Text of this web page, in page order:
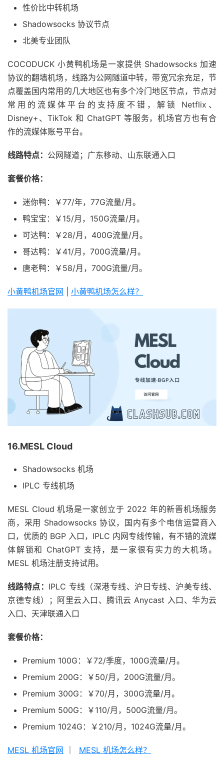
性价比中转机场
Shadowsocks 协议节点
北美专业团队
COCODUCK 小黄鸭机场是一家提供 Shadowsocks 加速
协议的翻墙机场，线路为公网隧道中转，带宽冗余充足，节
点覆盖国内常用的几大地区也有多个冷门地区节点，节点对
常用的流媒体平台的支持度不错，解锁 Netflix、
Disney+、TikTok 和 ChatGPT 等服务，机场官方也有合
作的流媒体账号平台。
线路特点： 公网隧道；广东移动、山东联通入口
套餐价格：
迷你鸭：￥77/年，77G流量/月。
鸭宝宝：￥15/月，150G流量/月。
可达鸭：￥28/月，400G流量/月。
哥达鸭：￥41/月，700G流量/月。
唐老鸭：￥58/月，700G流量/月。
小黄鸭机场官网 小黄鸭机场怎么样？
16.MESL Cloud
Shadowsocks 机场
IPLC 专线机场
MESL Cloud 机场是一家创立于 2022 年的新晋机场服务
商，采用 Shadowsocks 协议，国内有多个电信运营商入
口，优质的 BGP 入口，IPLC 内网专线传输，有不错的流媒
体解锁和 ChatGPT 支持，是一家很有实力的大机场。
MESL 机场注册支持试用。
线路特点： IPLC 专线（深港专线、沪日专线、沪美专线、
京德专线）；阿里云入口、腾讯云 Anycast 入口、华为云
入口、天津联通入口
套餐价格：
Premium 100G：￥72/季度，100G流量/月。
Premium 200G：￥50/月，200G流量/月。
Premium 300G：￥70/月，300G流量/月。
Premium 500G：￥110/月，500G流量/月。
Premium 1024G：￥210/月，1024G流量/月。
MESL 机场官网 MESL 机场怎么样？